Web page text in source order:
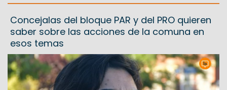
Concejalas del bloque PAR y del PRO quieren
saber sobre las acciones de la comuna en
esos temas